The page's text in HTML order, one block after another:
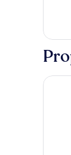
(attic
room,
4th
Kamar
Tidur
Best